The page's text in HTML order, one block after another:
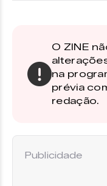
O ZINE
na
prévia
redação.
Publicidade